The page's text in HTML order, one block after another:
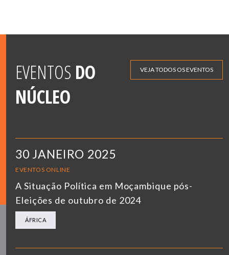
EVENTOS DO
NÚCLEO
VEJA TODOS OS EVENTOS
30 JANEIRO 2025
EVENTOS ONLINE
A Situação Política em Moçambique pós-
Eleições de outubro de 2024
ÁFRICA